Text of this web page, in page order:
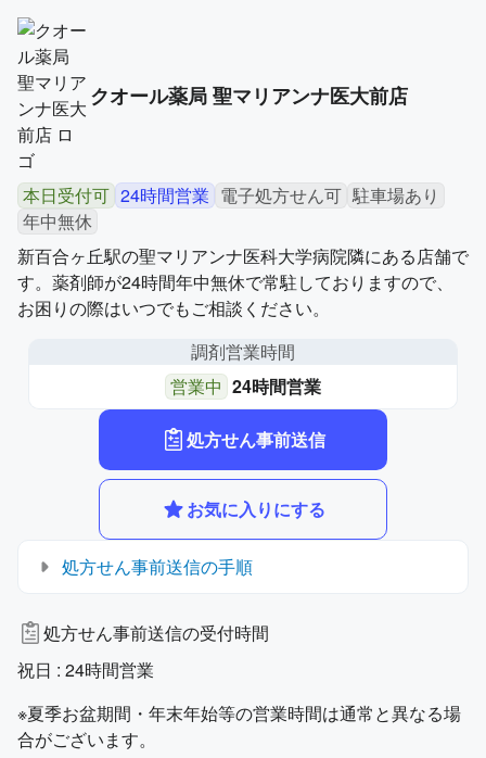
クオール薬局 聖マリアンナ医大前店
本日受付可 24時間営業 電子処方せん可 駐車場あり
年中無休
新百合ヶ丘駅の聖マリアンナ医科大学病院隣にある店舗で
す。薬剤師が24時間年中無休で常駐しておりますので、
お困りの際はいつでもご相談ください。
調剤営業時間
営業中 24時間営業
処方せん事前送信
お気に入りにする
処方せん事前送信の手順
処方せん事前送信の受付時間
祝日 : 24時間営業
※夏季お盆期間・年末年始等の営業時間は通常と異なる場
合がございます。